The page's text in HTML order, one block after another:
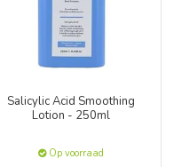
Salicylic Acid Smoothing
Lotion - 250ml
Op voorraad